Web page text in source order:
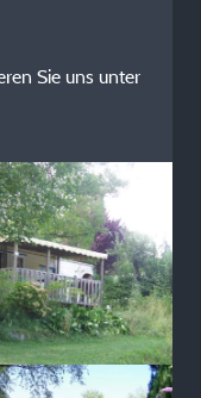
Sie uns unter